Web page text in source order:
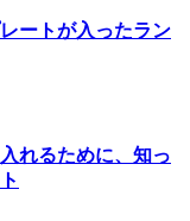
ートが入ったラン
れるために、知っ